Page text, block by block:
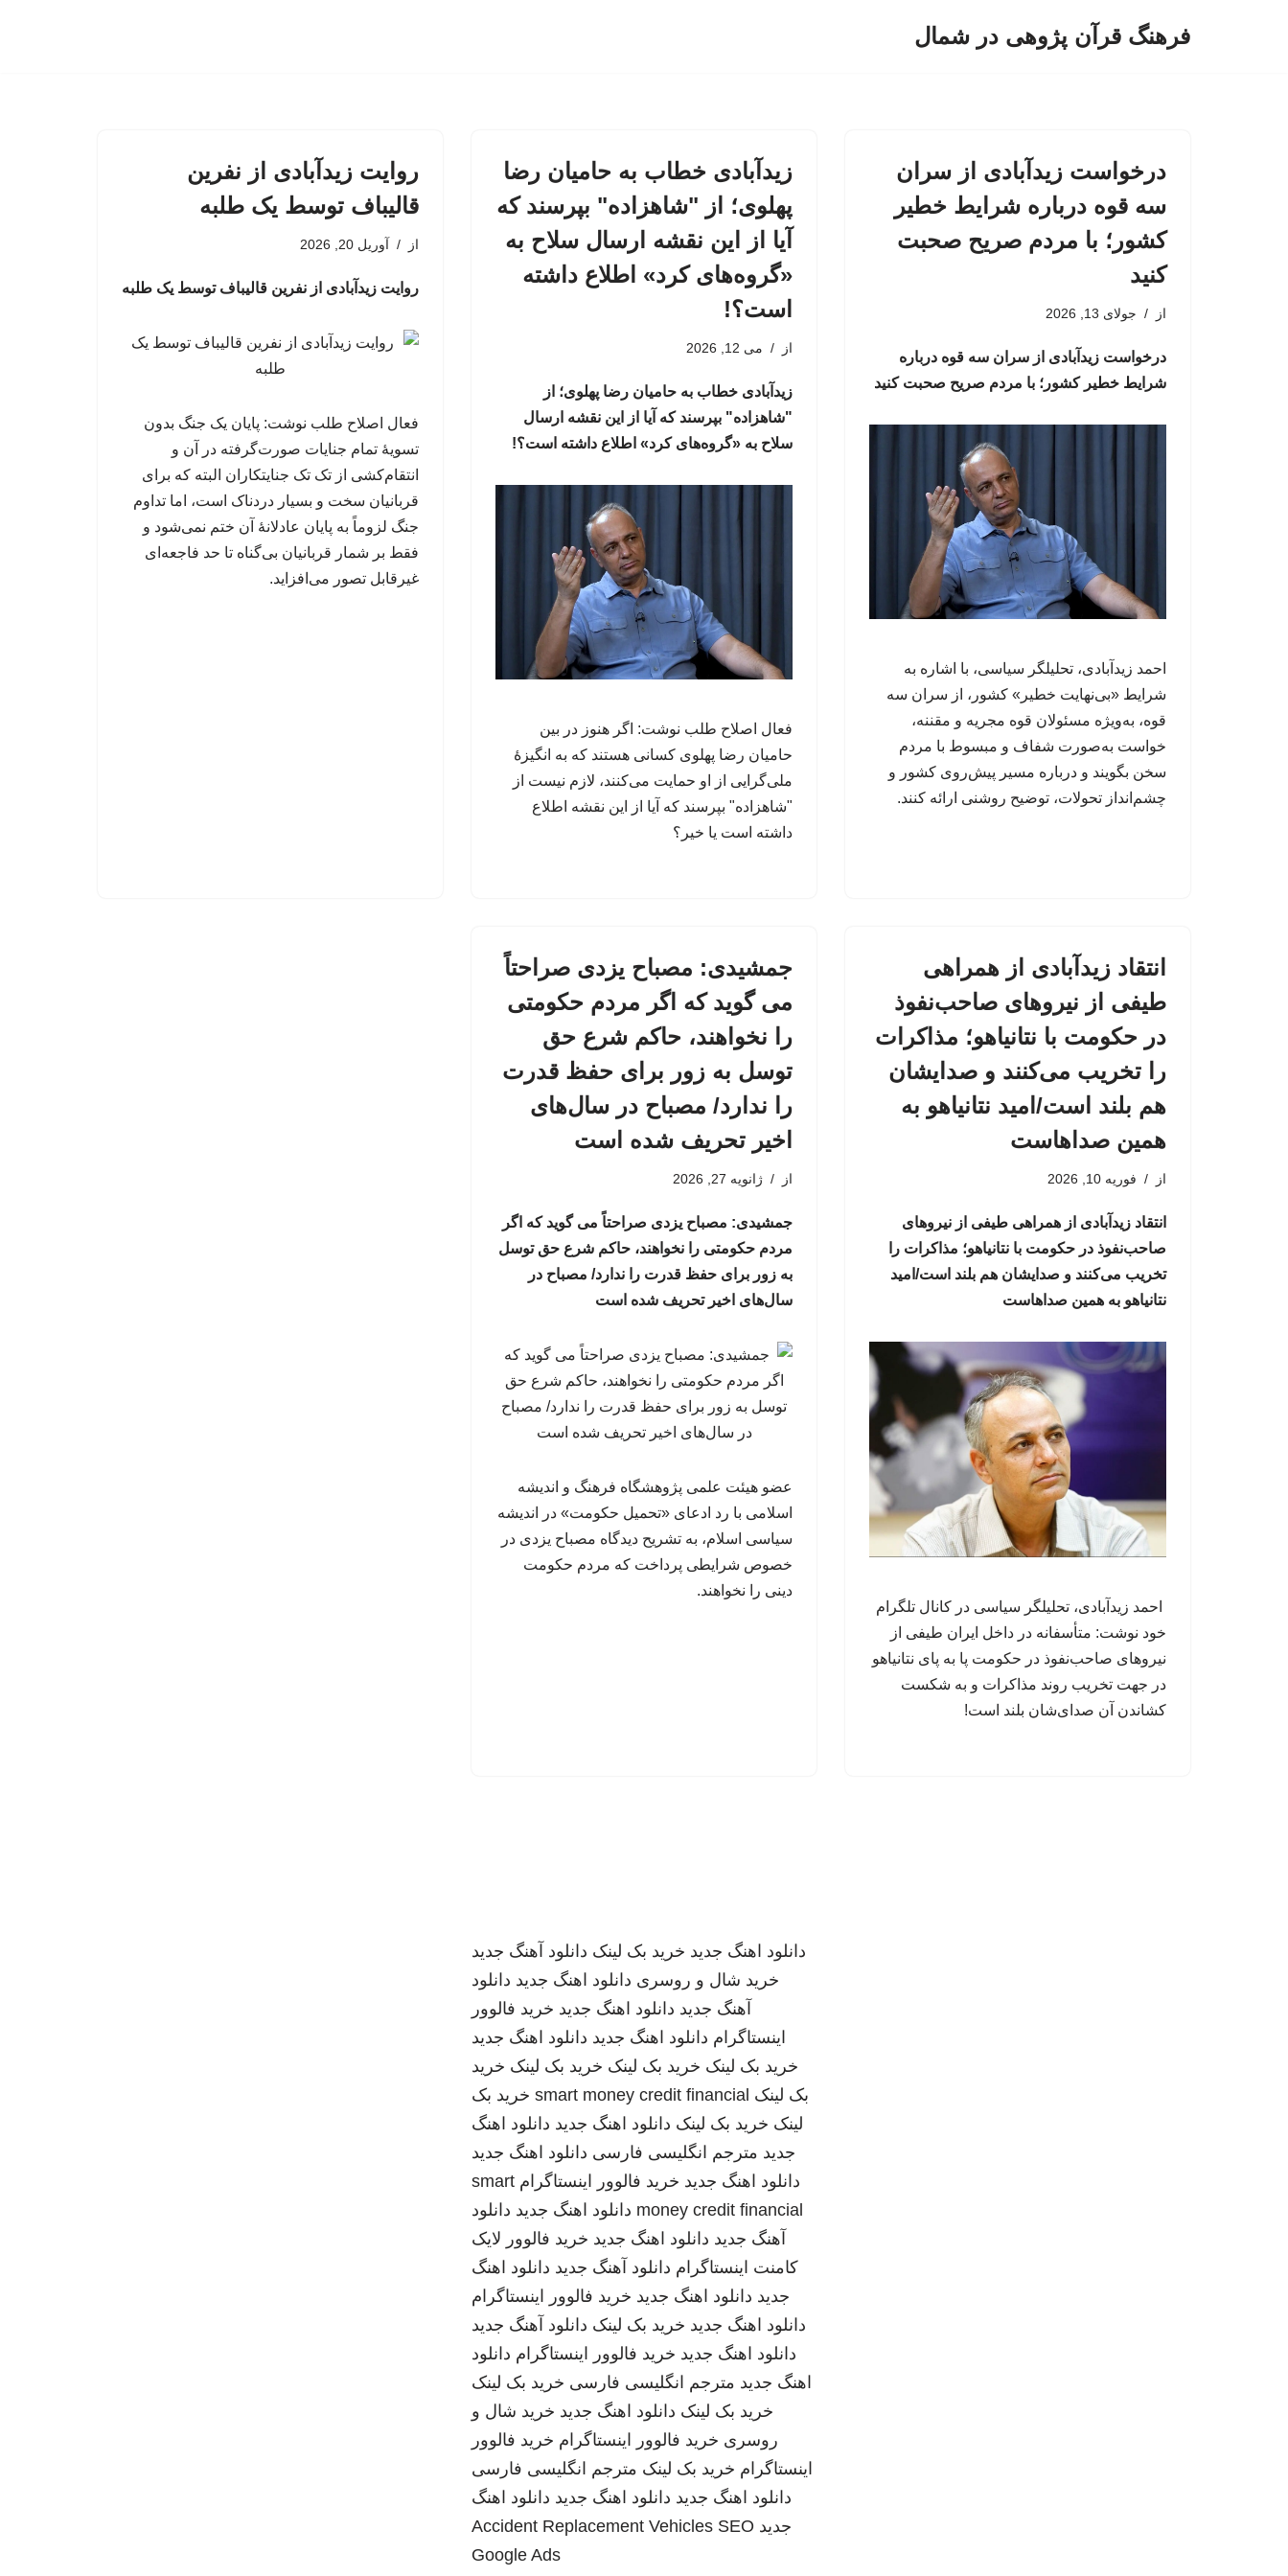
فرهنگ قرآن پژوهی در شمال
درخواست زیدآبادی از سران
سه قوه درباره شرایط خطیر
کشور؛ با مردم صریح صحبت
کنید
از جولای 13, 2026
درخواست زیدآبادی از سران سه قوه درباره
شرایط خطیر کشور؛ با مردم صریح صحبت کنید
احمد زیدآبادی، تحلیلگر سیاسی، با اشاره به
شرایط «بی‌نهایت خطیر» کشور، از سران سه
قوه، به‌ویژه مسئولان قوه مجریه و مقننه،
خواست به‌صورت شفاف و مبسوط با مردم
سخن بگویند و درباره مسیر پیش‌روی کشور و
چشم‌انداز تحولات، توضیح روشنی ارائه کنند.
زیدآبادی خطاب به حامیان رضا
پهلوی؛ از "شاهزاده" بپرسند که
آیا از این نقشه ارسال سلاح به
«گروه‌های کرد» اطلاع داشته
است؟!
از می 12, 2026
زیدآبادی خطاب به حامیان رضا پهلوی؛ از
"شاهزاده" بپرسند که آیا از این نقشه ارسال
سلاح به «گروه‌های کرد» اطلاع داشته است؟!
فعال اصلاح طلب نوشت: اگر هنوز در بین
حامیان رضا پهلوی کسانی هستند که به انگیزهٔ
ملی‌گرایی از او حمایت می‌کنند، لازم نیست از
"شاهزاده" بپرسند که آیا از این نقشه اطلاع
داشته است یا خیر؟
روایت زیدآبادی از نفرین
قالیباف توسط یک طلبه
از آوریل 20, 2026
روایت زیدآبادی از نفرین قالیباف توسط یک طلبه
فعال اصلاح طلب نوشت: پایان یک جنگ بدون
تسویهٔ تمام جنایات صورت‌گرفته در آن و
انتقام‌کشی از تک تک جنایتکاران البته که برای
قربانیان سخت و بسیار دردناک است، اما تداوم
جنگ لزوماً به پایان عادلانهٔ آن ختم نمی‌شود و
فقط بر شمار قربانیان بی‌گناه تا حد فاجعه‌ای
غیرقابل تصور می‌افزاید.
انتقاد زیدآبادی از همراهی
طیفی از نیروهای صاحب‌نفوذ
در حکومت با نتانیاهو؛ مذاکرات
را تخریب می‌کنند و صدایشان
هم بلند است/امید نتانیاهو به
همین صداهاست
از فوریه 10, 2026
انتقاد زیدآبادی از همراهی طیفی از نیروهای
صاحب‌نفوذ در حکومت با نتانیاهو؛ مذاکرات را
تخریب می‌کنند و صدایشان هم بلند است/امید
نتانیاهو به همین صداهاست
احمد زیدآبادی، تحلیلگر سیاسی در کانال تلگرام
خود نوشت: متأسفانه در داخل ایران طیفی از
نیروهای صاحب‌نفوذ در حکومت پا به پای نتانیاهو
در جهت تخریب روند مذاکرات و به شکست
کشاندن آن صدای‌شان بلند است!
جمشیدی: مصباح یزدی صراحتاً
می گوید که اگر مردم حکومتی
را نخواهند، حاکم شرع حق
توسل به زور برای حفظ قدرت
را ندارد/ مصباح در سال‌های
اخیر تحریف شده است
از ژانویه 27, 2026
جمشیدی: مصباح یزدی صراحتاً می گوید که اگر
مردم حکومتی را نخواهند، حاکم شرع حق توسل
به زور برای حفظ قدرت را ندارد/ مصباح در
سال‌های اخیر تحریف شده است
عضو هیئت علمی پژوهشگاه فرهنگ و اندیشه
اسلامی با رد ادعای «تحمیل حکومت» در اندیشه
سیاسی اسلام، به تشریح دیدگاه مصباح یزدی در
خصوص شرایطی پرداخت که مردم حکومت
دینی را نخواهند.
دانلود اهنگ جدید خرید بک لینک دانلود آهنگ جدید
خرید شال و روسری دانلود اهنگ جدید دانلود
آهنگ جدید دانلود اهنگ جدید خرید فالوور
اینستاگرام دانلود اهنگ جدید دانلود اهنگ جدید
خرید بک لینک خرید بک لینک خرید بک لینک خرید
بک لینک smart money credit financial خرید بک
لینک خرید بک لینک دانلود اهنگ جدید دانلود اهنگ
جدید مترجم انگلیسی فارسی دانلود اهنگ جدید
دانلود اهنگ جدید خرید فالوور اینستاگرام smart
money credit financial دانلود اهنگ جدید دانلود
آهنگ جدید دانلود اهنگ جدید خرید فالوور لایک
کامنت اینستاگرام دانلود آهنگ جدید دانلود اهنگ
جدید دانلود اهنگ جدید خرید فالوور اینستاگرام
دانلود اهنگ جدید خرید بک لینک دانلود آهنگ جدید
دانلود اهنگ جدید خرید فالوور اینستاگرام دانلود
اهنگ جدید مترجم انگلیسی فارسی خرید بک لینک
خرید بک لینک دانلود اهنگ جدید خرید شال و
روسری خرید فالوور اینستاگرام خرید فالوور
اینستاگرام خرید بک لینک مترجم انگلیسی فارسی
دانلود اهنگ جدید دانلود اهنگ جدید دانلود اهنگ
جدید
Accident Replacement Vehicles SEO
Google Ads